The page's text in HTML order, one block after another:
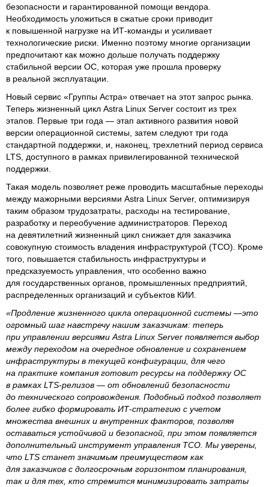
безопасности и гарантированной помощи вендора.
Необходимость уложиться в сжатые сроки приводит
к повышенной нагрузке на ИТ-команды и усиливает
технологические риски. Именно поэтому многие организации
предпочитают как можно дольше получать поддержку
стабильной версии ОС, которая уже прошла проверку
в реальной эксплуатации.
Новый сервис «Группы Астра» отвечает на этот запрос рынка.
Теперь жизненный цикл Astra Linux Server состоит из трех
этапов. Первые три года — этап активного развития новой
версии операционной системы, затем следуют три года
стандартной поддержки, и, наконец, трехлетний период сервиса
LTS, доступного в рамках привилегированной технической
поддержки.
Такая модель позволяет реже проводить масштабные переходы
между мажорными версиями Astra Linux Server, оптимизируя
таким образом трудозатраты, расходы на тестирование,
разработку и переобучение администраторов. Переход
на девятилетний жизненный цикл снижает для заказчика
совокупную стоимость владения инфраструктурой (TCO). Кроме
того, повышается стабильность инфраструктуры и
предсказуемость управления, что особенно важно
для государственных органов, промышленных предприятий,
распределенных организаций и субъектов КИИ.
«Продление жизненного цикла операционной системы —это
огромный шаг навстречу нашим заказчикам: теперь
при управлении версиями Astra Linux Server появляется выбор
между переходом на очередное обновление и сохранением
инфраструктуры в текущей конфигурации, для чего
на практике компания готовит ресурсы на поддержку ОС
в рамках LTS-релизов — от обновлений безопасности
до технического сопровождения. Подобный подход позволяет
более гибко формировать ИТ-стратегию с учетом
множества внешних и внутренних факторов, позволяя
оставаться устойчивой и безопасной, при этом появляется
дополнительный инструмент управления ТСО. Мы уверены,
что LTS станет значимым преимуществом как
для заказчиков с долгосрочным горизонтом планирования,
так и для тех, кто стремится минимизировать затраты